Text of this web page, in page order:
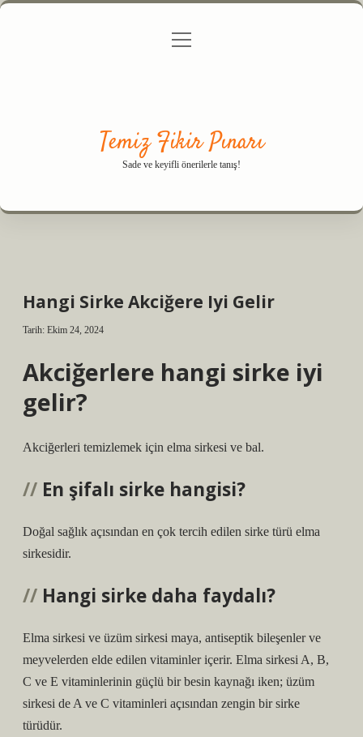
Gizlilik Politikası
menüyü
Temiz Fikir Pınarı
Sade ve keyifli önerilerle tanış!
Hangi Sirke Akciğere Iyi Gelir
Tarih: Ekim 24, 2024
Akciğerlere hangi sirke iyi
gelir?
Akciğerleri temizlemek için elma sirkesi ve bal.
En şifalı sirke hangisi?
Doğal sağlık açısından en çok tercih edilen sirke türü elma
sirkesidir.
Hangi sirke daha faydalı?
Elma sirkesi ve üzüm sirkesi maya, antiseptik bileşenler ve
meyvelerden elde edilen vitaminler içerir. Elma sirkesi A, B,
C ve E vitaminlerinin güçlü bir besin kaynağı iken; üzüm
sirkesi de A ve C vitaminleri açısından zengin bir sirke
türüdür.